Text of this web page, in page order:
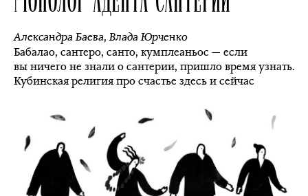
Александра Баева,Влада Юрченко
Бабалао, сантеро, санто, кумплеаньос — если
вы ничего не знали о сантерии, пришло время узнать.
Кубинская религия про счастье здесь и сейчас